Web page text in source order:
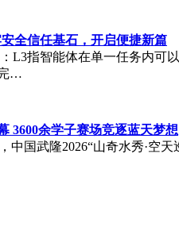
全信任基石，开启便捷新篇
L3指智能体在单一任务内可
…
3600余学子赛场竞逐蓝天梦想
中国武隆2026“山奇水秀·空